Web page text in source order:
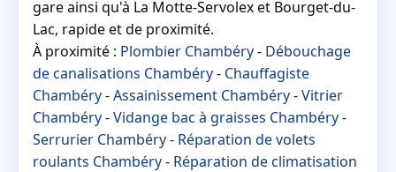
gare ainsi qu'à La Motte-Servolex et Bourget-du-
Lac, rapide et de proximité.
À proximité : Plombier Chambéry- Débouchage
de canalisations Chambéry- Chauffagiste
Chambéry-Assainissement Chambéry-Vitrier
Chambéry-Vidange bac à graisses Chambéry-
Serrurier Chambéry- Réparation de volets
roulants Chambéry- Réparation de climatisation